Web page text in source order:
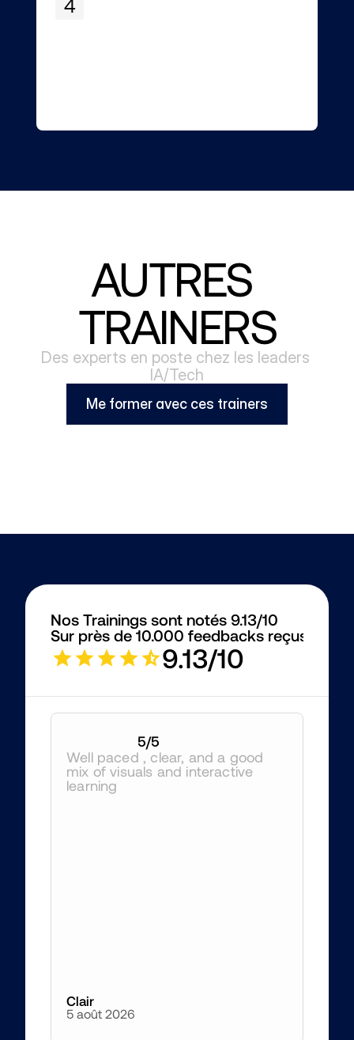
4
AUTRES
TRAINERS
Des experts en poste chez les leaders
IA/Tech
Me former avec ces trainers
Nos Trainings sont notés 9.13/10
Sur près de 10.000 feedbacks reçus
9.13/10
5/5
Well paced , clear, and a good
mix of visuals and interactive
learning
Clair
5 août 2026